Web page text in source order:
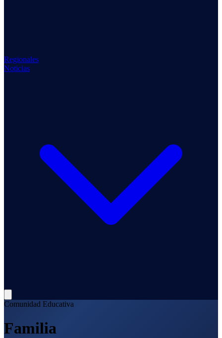
Regionales
Noticias
Comunidad Educativa
Familia